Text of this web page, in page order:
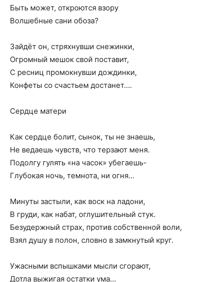
Быть может, откроются взору
Волшебные сани обоза?
Зайдёт он, стряхнувши снежинки,
Огромный мешок свой поставит,
С ресниц промокнувши дождинки,
Конфеты со счастьем достанет….
Сердце матери
Как сердце болит, сынок, ты не знаешь,
Не ведаешь чувств, что терзают меня.
Подолгу гулять «на часок» убегаешь-
Глубокая ночь, темнота, ни огня…
Минуты застыли, как воск на ладони,
В груди, как набат, оглушительный стук.
Безудержный страх, против собственной воли,
Взял душу в полон, словно в замкнутый круг.
Ужасными вспышками мысли сгорают,
Дотла выжигая остатки ума…